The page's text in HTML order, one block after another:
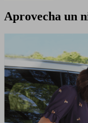
Aprovecha un